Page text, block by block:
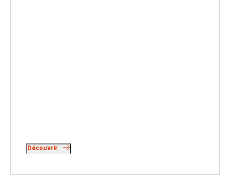
Découvrir